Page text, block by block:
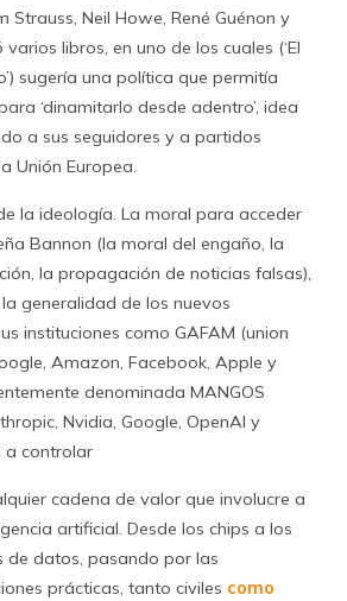
Strauss, Neil Howe, René Guénon y
varios libros, en uno de los cuales (‘El
sugería una política que permitía
‘dinamitarlo desde adentro’, idea
a sus seguidores y a partidos
Unión Europea.
la ideología. La moral para acceder
Bannon (la moral del engaño, la
la propagación de noticias falsas),
generalidad de los nuevos
instituciones como GAFAM (union
Amazon, Facebook, Apple y
denominada MANGOS
Nvidia, Google, OpenAI y
a controlar
cadena de valor que involucre a
artificial. Desde los chips a los
de datos, pasando por las
prácticas, tanto civiles como